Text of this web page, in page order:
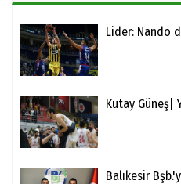
Lider: Nando
Kutay Güneş|
Balıkesir